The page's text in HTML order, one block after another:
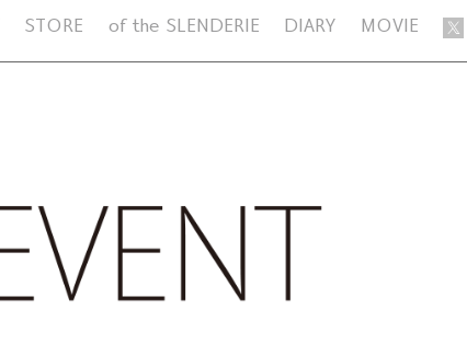
STORE of the SLENDERIE DIARY MOVIE